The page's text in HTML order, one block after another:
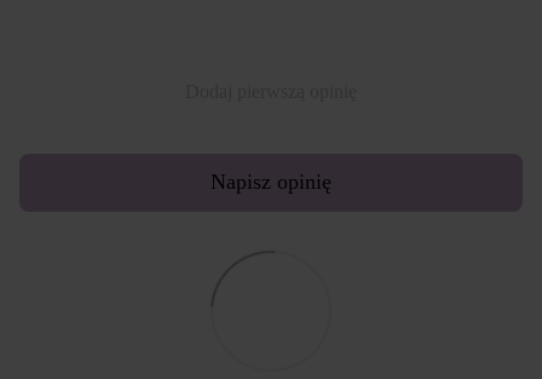
Napisz opinię